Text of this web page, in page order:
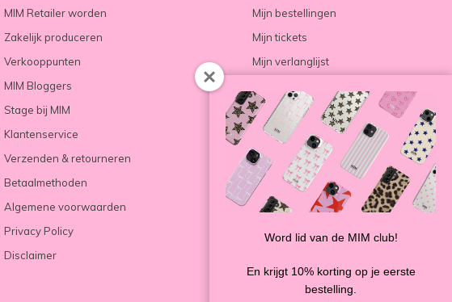
MIM Retailer worden
Zakelijk produceren
Verkooppunten
MIM Bloggers
Stage bij MIM
Klantenservice
Verzenden & retourneren
Betaalmethoden
Algemene voorwaarden
Privacy Policy
Disclaimer
Mijn bestellingen
Mijn tickets
Mijn verlanglijst
Word lid van de MIM club!
En krijgt 10% korting op je eerste
bestelling.